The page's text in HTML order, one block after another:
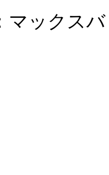
マックス